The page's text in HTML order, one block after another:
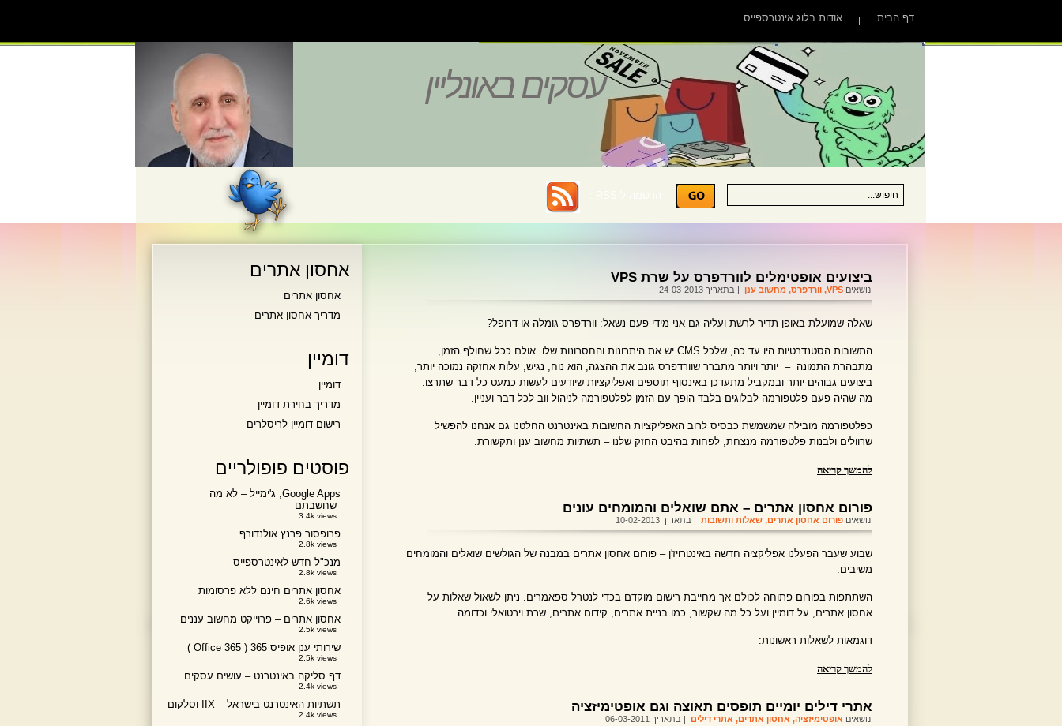
דף הבית אודות בלוג אינטרספייס
עסקים באונליין
ביצועים אופטימלים לוורדפרס על שרת VPS
נושאים VPS
, וורדפרס, מחשוב ענן | בתאריך 24-03-2013
שאלה שמועלת באופן תדיר לרשת ועליה גם אני מידי פעם נשאל: וורדפרס גומלה או דרופל?
התשובות הסטנדרטיות היו עד כה, שלכל CMS יש את היתרונות והחסרונות שלו. אולם ככל שחולף הזמן,
מתבהרת התמונה – יותר ויותר מתברר שוורדפרס גונב את ההצגה, הוא נוח, נגיש, עלות אחזקה נמוכה יותר,
ביצועים גבוהים יותר ובמקביל מתעדכן באינסוף תוספים ואפליקציות שיודעים לעשות כמעט כל דבר שתרצו.
מה שהיה פעם פלטפורמה לבלוגים בלבד הופך עם הזמן לפלטפורמה לניהול ווב לכל דבר ועניין.
כפלטפורמה מובילה שמשמשת כבסיס לרוב האפליקציות החשובות באינטרנט החלטנו גם אנחנו להפשיל
שרוולים ולבנות פלטפורמה מנצחת, לפחות בהיבט החזק שלנו – תשתיות מחשוב ענן ותקשורת.
להמשך קריאה
פורום אחסון אתרים – אתם שואלים והמומחים עונים
נושאים פורום אחסון אתרים, שאלות ותשובות | בתאריך 10-02-2013
שבוע שעבר הפעלנו אפליקציה חדשה באינטרויז'ן – פורום אחסון אתרים במבנה של הגולשים שואלים והמומחים
משיבים.
השתתפות בפורום פתוחה לכולם אך מחייבת רישום מוקדם בכדי לנטרל ספאמרים. ניתן לשאול שאלות על
אחסון אתרים, על דומיין ועל כל מה שקשור, כמו בניית אתרים, קידום אתרים, שרת וירטואלי וכדומה.
דוגמאות לשאלות ראשונות:
להמשך קריאה
אתרי דילים יומיים תופסים תאוצה וגם אופטימיזציה
נושאים אופטימיזציה, אחסון אתרים, אתרי דילים | בתאריך 06-03-2011
אחסון אתרים
אחסון אתרים
מדריך אחסון אתרים
דומיין
דומיין
מדריך בחירת דומיין
רישום דומיין לריסלרים
פוסטים פופולריים
Google Apps, ג'ימייל – לא מה
שחשבתם
3.4k views
פרופסור פרנץ אולנדורף
2.8k views
מנכ"ל חדש לאינטרספייס
2.8k views
אחסון אתרים חינם ללא פרסומות
2.6k views
אחסון אתרים – פרוייקט מחשוב עננים
2.5k views
שירותי ענן אופיס 365 ( Office 365 )
2.5k views
דף סליקה באינטרנט – עושים עסקים
2.4k views
תשתיות האינטרנט בישראל – IIX וסלקום
2.4k views